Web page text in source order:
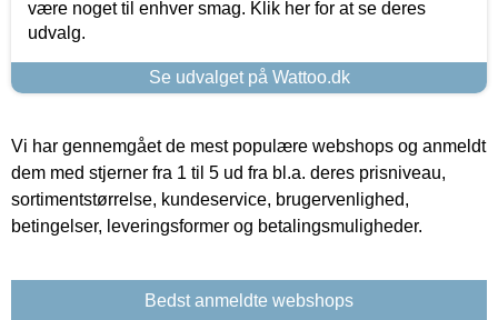
være noget til enhver smag. Klik her for at se deres
udvalg.
Se udvalget på Wattoo.dk
Vi har gennemgået de mest populære webshops og anmeldt
dem med stjerner fra 1 til 5 ud fra bl.a. deres prisniveau,
sortimentstørrelse, kundeservice, brugervenlighed,
betingelser, leveringsformer og betalingsmuligheder.
Bedst anmeldte webshops